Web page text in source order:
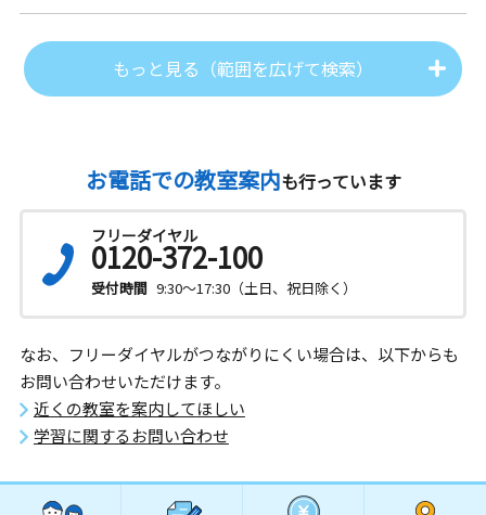
もっと見る（範囲を広げて検索）
お電話での教室案内も行っています
フリーダイヤル
0120-372-100
受付時間 9:30～17:30（土日、祝日除く）
なお、フリーダイヤルがつながりにくい場合は、以下からも
お問い合わせいただけます。
近くの教室を案内してほしい
学習に関するお問い合わせ